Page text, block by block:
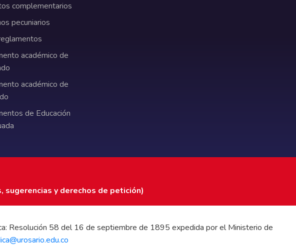
complementarios
pecuniarios
académico de
académico de
de Educación
sugerencias y derechos de petición)
Resolución 58 del 16 de septiembre de 1895 expedida por el Ministerio de